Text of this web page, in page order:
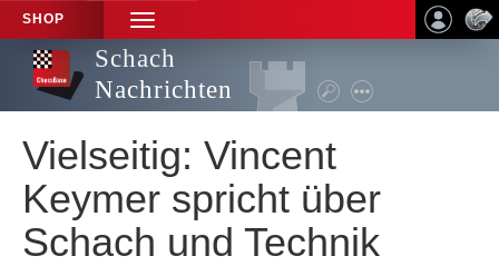
SHOP
TOGGLE
NAVIGATION
Schach
Nachrichten
Vielseitig: Vincent
Keymer spricht über
Schach und Technik